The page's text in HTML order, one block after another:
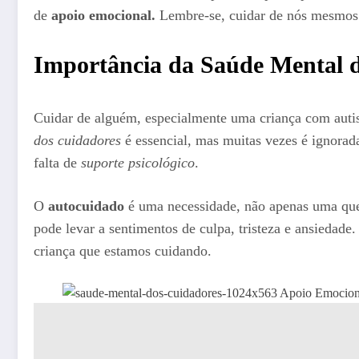
de apoio emocional. Lembre-se, cuidar de nós
Importância da Saúde Mental
Cuidar de alguém, especialmente uma criança com
dos cuidadores é essencial, mas muitas vezes é
falta de suporte psicológico.
O autocuidado é uma necessidade, não apenas uma
pode levar a sentimentos de culpa, tristeza e
criança que estamos cuidando.